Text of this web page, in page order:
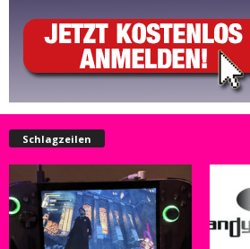
Schlagzeilen